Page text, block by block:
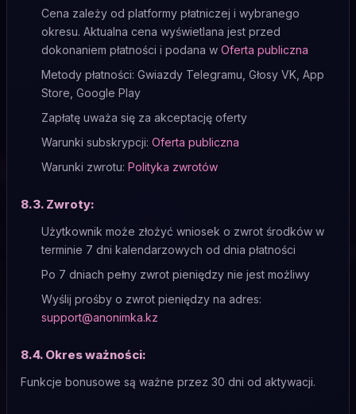
Cena zależy od platformy płatniczej i wybranego
okresu. Aktualna cena wyświetlana jest przed
dokonaniem płatności i podana w Oferta publiczna
Metody płatności: Gwiazdy Telegramu, Głosy VK, App
Store, Google Play
Zapłatę uważa się za akceptację oferty
Warunki subskrypcji: Oferta publiczna
Warunki zwrotu: Polityka zwrotów
8.3. Zwroty:
Użytkownik może złożyć wniosek o zwrot środków w
terminie 7 dni kalendarzowych od dnia płatności
Po 7 dniach pełny zwrot pieniędzy nie jest możliwy
Wyślij prośby o zwrot pieniędzy na adres:
support@anonimka.kz
8.4. Okres ważności:
Funkcje bonusowe są ważne przez 30 dni od aktywacji.